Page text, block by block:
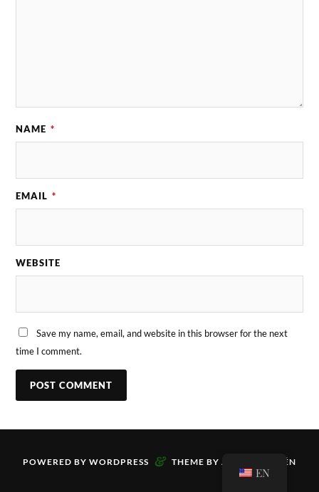
NAME *
EMAIL *
WEBSITE
Save my name, email, and website in this browser for the next
time I comment.
POWERED BY WORDPRESS & THEME BY ANDERS NORÉN
EN